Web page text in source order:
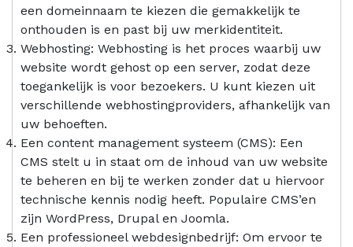
een domeinnaam te kiezen die gemakkelijk te
onthouden is en past bij uw merkidentiteit.
Webhosting: Webhosting is het proces waarbij uw
website wordt gehost op een server, zodat deze
toegankelijk is voor bezoekers. U kunt kiezen uit
verschillende webhostingproviders, afhankelijk van
uw behoeften.
Een content management systeem (CMS): Een
CMS stelt u in staat om de inhoud van uw website
te beheren en bij te werken zonder dat u hiervoor
technische kennis nodig heeft. Populaire CMS’en
zijn WordPress, Drupal en Joomla.
Een professioneel webdesignbedrijf: Om ervoor te